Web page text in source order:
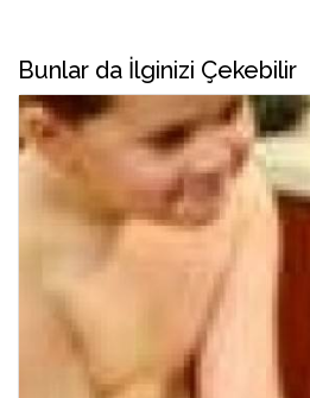
Bunlar da İlginizi Çekebilir